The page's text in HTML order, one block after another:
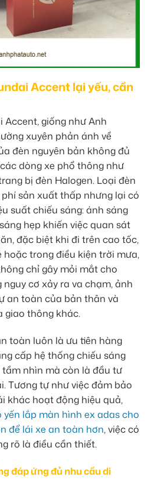
Accent lại yếu, cần
Accent, giống như Anh
xuyên phản ánh về
đèn nguyên bản không đủ
dòng xe phổ thông như
bị đèn Halogen. Loại đèn
sản xuất thấp nhưng lại có
suất chiếu sáng: ánh sáng
hẹp khiến việc quan sát
đặc biệt khi đi trên cao tốc,
hoặc trong điều kiện trời mưa,
chỉ gây mỏi mắt cho
cơ xảy ra va chạm, ảnh
an toàn của bản thân và
giao thông khác.
toàn luôn là ưu tiên hàng
cấp hệ thống chiếu sáng
nhìn mà còn là đầu tư
Tương tự như việc đảm bảo
khác hoạt động hiệu quả,
yến lắp màn hình ex adas cho
để lái xe an toàn hơn, việc có
rõ là điều cần thiết.
đáp ứng đủ nhu cầu di